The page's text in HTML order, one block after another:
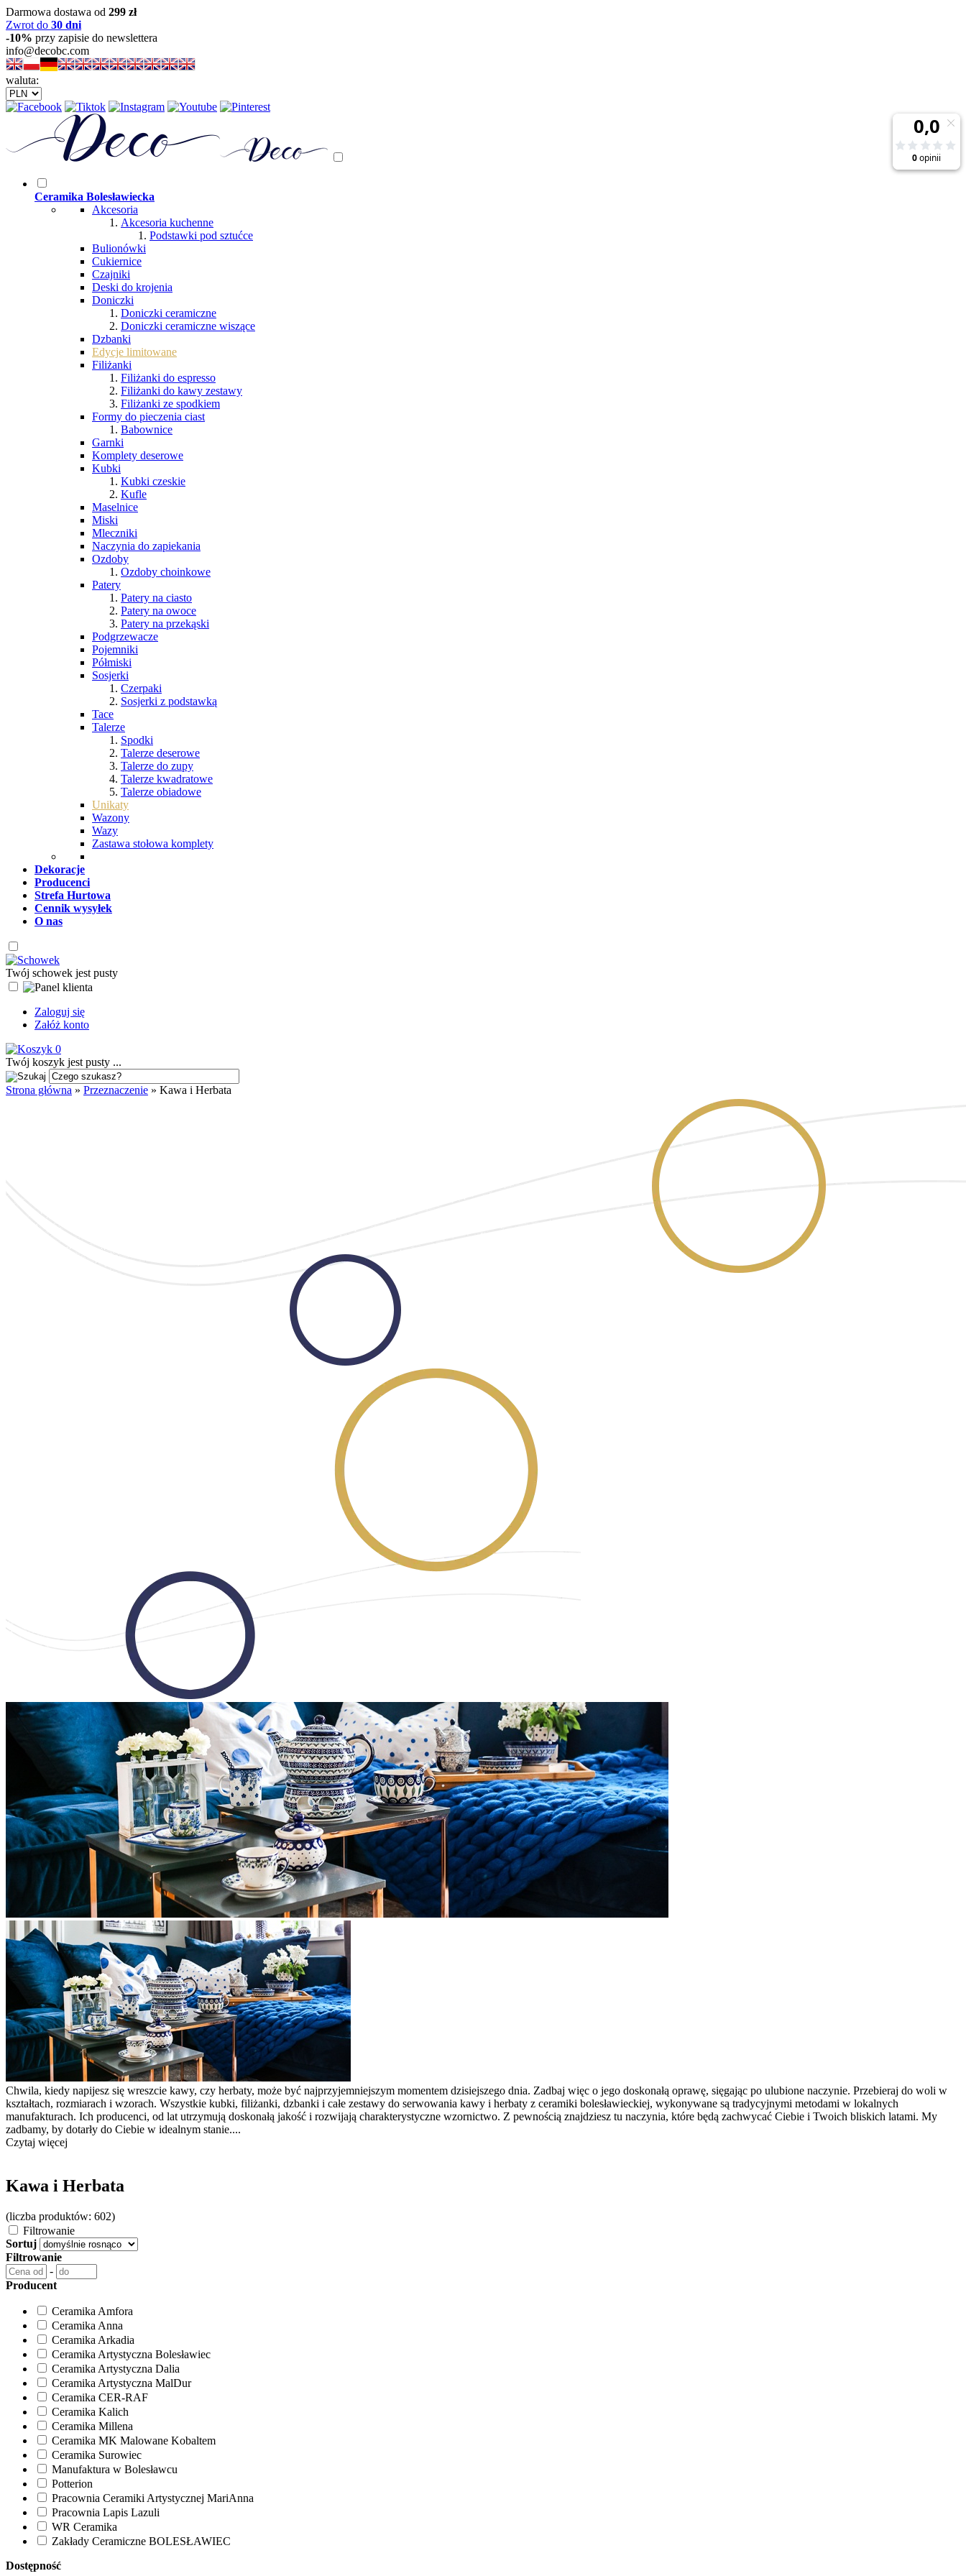
Darmowa dostawa od 299 zł
Zwrot do 30 dni
-10% przy zapisie do newslettera
info@decobc.com
waluta:
Ceramika Bolesławiecka
Akcesoria
Akcesoria kuchenne
Podstawki pod sztućce
Bulionówki
Cukiernice
Czajniki
Deski do krojenia
Doniczki
Doniczki ceramiczne
Doniczki ceramiczne wiszące
Dzbanki
Edycje limitowane
Filiżanki
Filiżanki do espresso
Filiżanki do kawy zestawy
Filiżanki ze spodkiem
Formy do pieczenia ciast
Babownice
Garnki
Komplety deserowe
Kubki
Kubki czeskie
Kufle
Maselnice
Miski
Mleczniki
Naczynia do zapiekania
Ozdoby
Ozdoby choinkowe
Patery
Patery na ciasto
Patery na owoce
Patery na przekąski
Podgrzewacze
Pojemniki
Półmiski
Sosjerki
Czerpaki
Sosjerki z podstawką
Tace
Talerze
Spodki
Talerze deserowe
Talerze do zupy
Talerze kwadratowe
Talerze obiadowe
Unikaty
Wazony
Wazy
Zastawa stołowa komplety
Dekoracje
Producenci
Strefa Hurtowa
Cennik wysyłek
O nas
Twój schowek jest pusty
Zaloguj się
Załóż konto
0
Twój koszyk jest pusty ...
Strona główna » Przeznaczenie » Kawa i Herbata
Chwila, kiedy napijesz się wreszcie kawy, czy herbaty, może być najprzyjemniejszym momentem dzisiejszego dnia. Zadbaj więc o jego doskonałą oprawę, sięgając po ulubione naczynie. Przebieraj do woli w
kształtach, rozmiarach i wzorach. Wszystkie kubki, filiżanki, dzbanki i całe zestawy do serwowania kawy i herbaty z ceramiki bolesławieckiej, wykonywane są tradycyjnymi metodami w lokalnych
manufakturach. Ich producenci, od lat utrzymują doskonałą jakość i rozwijają charakterystyczne wzornictwo. Z pewnością znajdziesz tu naczynia, które będą zachwycać Ciebie i Twoich bliskich latami. My
zadbamy, by dotarły do Ciebie w idealnym stanie....
Czytaj więcej
Kawa i Herbata
(liczba produktów: 602)
Filtrowanie
Sortuj
Filtrowanie
-
Producent
Ceramika Amfora
Ceramika Anna
Ceramika Arkadia
Ceramika Artystyczna Bolesławiec
Ceramika Artystyczna Dalia
Ceramika Artystyczna MalDur
Ceramika CER-RAF
Ceramika Kalich
Ceramika Millena
Ceramika MK Malowane Kobaltem
Ceramika Surowiec
Manufaktura w Bolesławcu
Potterion
Pracownia Ceramiki Artystycznej MariAnna
Pracownia Lapis Lazuli
WR Ceramika
Zakłady Ceramiczne BOLESŁAWIEC
Dostępność